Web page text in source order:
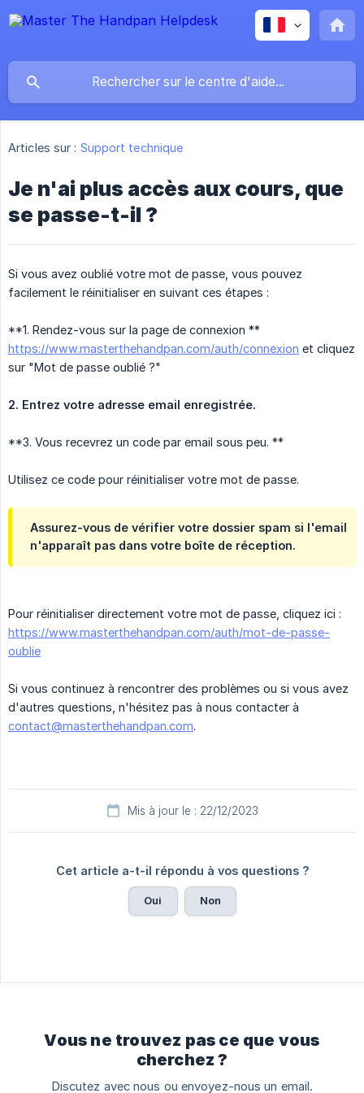
Articles sur : Support technique
Je n'ai plus accès aux cours, que
se passe-t-il ?
Si vous avez oublié votre mot de passe, vous pouvez
facilement le réinitialiser en suivant ces étapes :
**1. Rendez-vous sur la page de connexion **
https://www.masterthehandpan.com/auth/connexion et cliquez
sur "Mot de passe oublié ?"
2. Entrez votre adresse email enregistrée.
**3. Vous recevrez un code par email sous peu. **
Utilisez ce code pour réinitialiser votre mot de passe.
Assurez-vous de vérifier votre dossier spam si l'email
n'apparaît pas dans votre boîte de réception.
Pour réinitialiser directement votre mot de passe, cliquez ici :
https://www.masterthehandpan.com/auth/mot-de-passe-
oublie
Si vous continuez à rencontrer des problèmes ou si vous avez
d'autres questions, n'hésitez pas à nous contacter à
contact@masterthehandpan.com.
Mis à jour le : 22/12/2023
Cet article a-t-il répondu à vos questions ?
Oui Non
Vous ne trouvez pas ce que vous
cherchez ?
Discutez avec nous ou envoyez-nous un email.